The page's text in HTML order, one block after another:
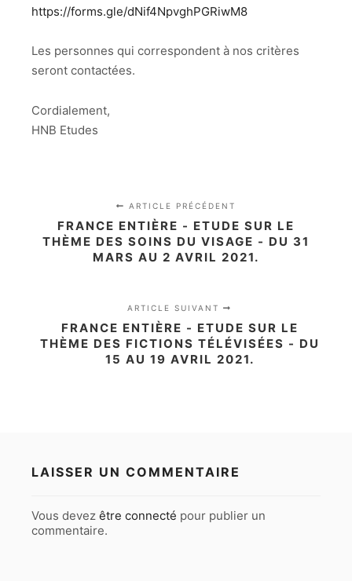
https://forms.gle/dNif4NpvghPGRiwM8
Les personnes qui correspondent à nos critères
seront contactées.
Cordialement,
HNB Etudes
ARTICLE PRÉCÉDENT
FRANCE ENTIÈRE - ETUDE SUR LE
THÈME DES SOINS DU VISAGE - DU 31
MARS AU 2 AVRIL 2021.
ARTICLE SUIVANT
FRANCE ENTIÈRE - ETUDE SUR LE
THÈME DES FICTIONS TÉLÉVISÉES - DU
15 AU 19 AVRIL 2021.
LAISSER UN COMMENTAIRE
Vous devez être connecté pour publier un
commentaire.